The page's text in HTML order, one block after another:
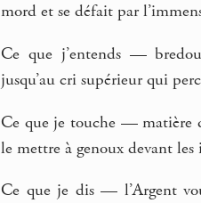
mord et se défait par
Ce que j’entends —
jusqu’au cri supérieur qui
Ce que je touche — matière
le mettre à genoux devant
Ce que je dis — l’Argent